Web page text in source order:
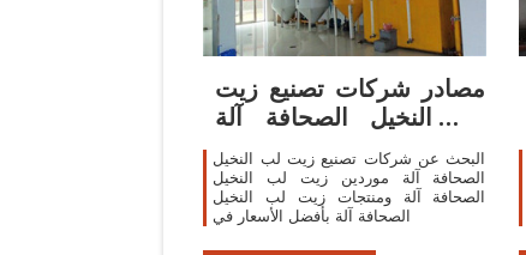
مصادر شركات تصنيع زيت
لب النخيل الصحافة آلة
وزيت لب النخيل
البحث عن شركات تصنيع زيت لب النخيل
الصحافة آلة موردين زيت لب النخيل
الصحافة آلة ومنتجات زيت لب النخيل
الصحافة آلة بأفضل الأسعار في